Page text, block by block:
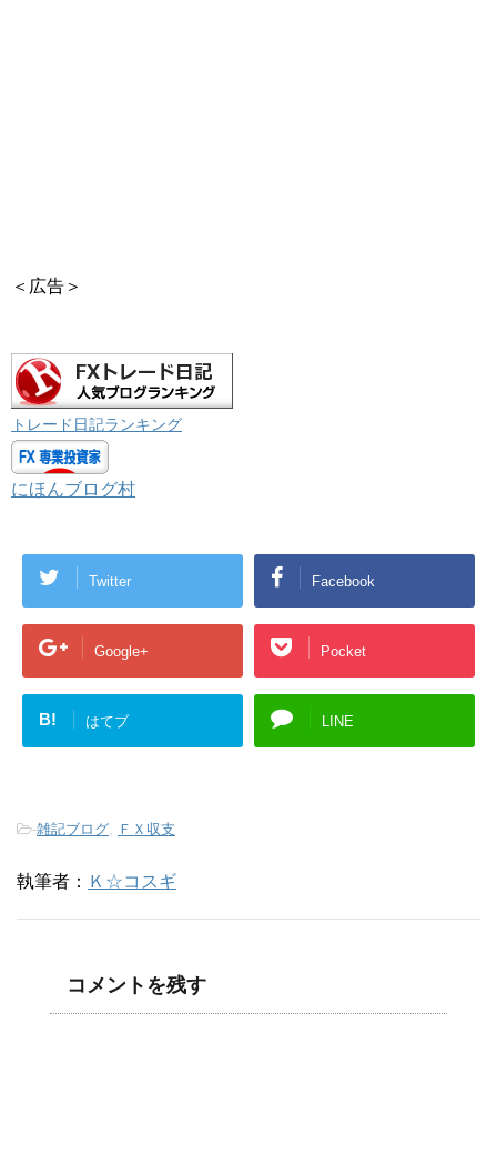
＜広告＞
トレード日記ランキング
にほんブログ村
Twitter Facebook
Google+ Pocket
B! はてブ LINE
-雑記ブログ, ＦＸ収支
執筆者： Ｋ☆コスギ
コメントを残す